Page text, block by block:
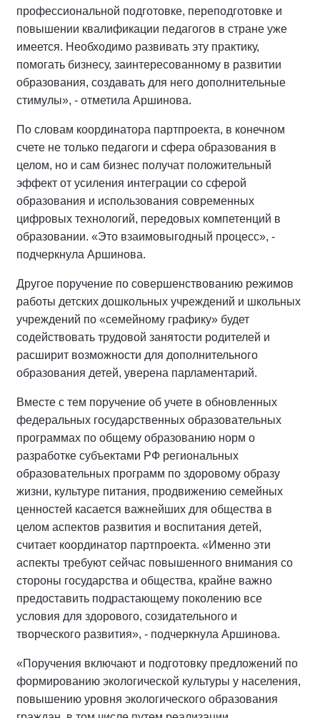
профессиональной подготовке, переподготовке и
повышении квалификации педагогов в стране уже
имеется. Необходимо развивать эту практику,
помогать бизнесу, заинтересованному в развитии
образования, создавать для него дополнительные
стимулы», - отметила Аршинова.
По словам координатора партпроекта, в конечном
счете не только педагоги и сфера образования в
целом, но и сам бизнес получат положительный
эффект от усиления интеграции со сферой
образования и использования современных
цифровых технологий, передовых компетенций в
образовании. «Это взаимовыгодный процесс», -
подчеркнула Аршинова.
Другое поручение по совершенствованию режимов
работы детских дошкольных учреждений и школьных
учреждений по «семейному графику» будет
содействовать трудовой занятости родителей и
расширит возможности для дополнительного
образования детей, уверена парламентарий.
Вместе с тем поручение об учете в обновленных
федеральных государственных образовательных
программах по общему образованию норм о
разработке субъектами РФ региональных
образовательных программ по здоровому образу
жизни, культуре питания, продвижению семейных
ценностей касается важнейших для общества в
целом аспектов развития и воспитания детей,
считает координатор партпроекта. «Именно эти
аспекты требуют сейчас повышенного внимания со
стороны государства и общества, крайне важно
предоставить подрастающему поколению все
условия для здорового, созидательного и
творческого развития», - подчеркнула Аршинова.
«Поручения включают и подготовку предложений по
формированию экологической культуры у населения,
повышению уровня экологического образования